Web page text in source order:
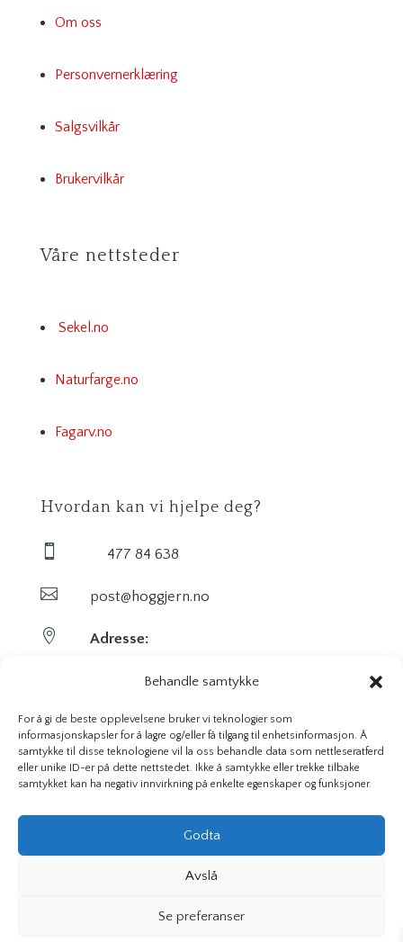
Behandle samtykke
For å gi de beste opplevelsene bruker vi teknologier som
informasjonskapsler for å lagre og/eller få tilgang til enhetsinformasjon. Å
samtykke til disse teknologiene vil la oss behandle data som nettleseratferd
eller unike ID-er på dette nettstedet. Ikke å samtykke eller trekke tilbake
samtykket kan ha negativ innvirkning på enkelte egenskaper og funksjoner.
Godta
Avslå
Se preferanser
Om oss
Personvernerklæring
Salgsvilkår
Brukervilkår
Våre nettsteder
Sekel.no
Naturfarge.no
Fagarv.no
Hvordan kan vi hjelpe deg?
 477 84 638
 post@hoggjern.no
 Adresse:
Sekel AS
Sentrumsveien 29
3647 Hvittingfoss
informasjonskapsler